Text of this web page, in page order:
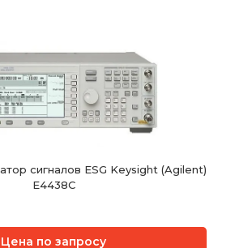
сигналов ESG Keysight (Agilent)
E4438C
Цена по запросу